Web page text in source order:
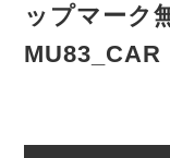
ップマーク
MU83_CAR